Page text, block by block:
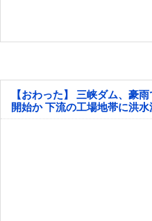
【おわった】 三峡ダム、豪
開始か 下流の工場地帯に洪